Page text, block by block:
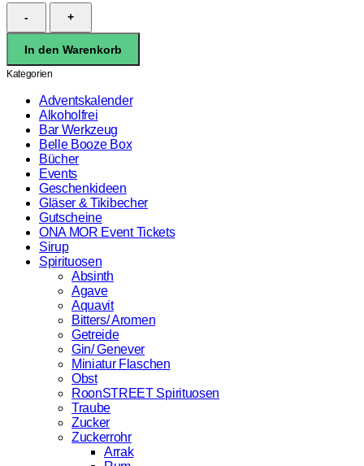
Planteray
Dark
Rum
Poach
40%
2,8l
Menge
In den Warenkorb
Kategorien
Adventskalender
Alkoholfrei
Bar Werkzeug
Belle Booze Box
Bücher
Events
Geschenkideen
Gläser & Tikibecher
Gutscheine
ONA MOR Event Tickets
Sirup
Spirituosen
Absinth
Agave
Aquavit
Bitters/ Aromen
Getreide
Gin/ Genever
Miniatur Flaschen
Obst
RoonSTREET Spirituosen
Traube
Zucker
Zuckerrohr
Arrak